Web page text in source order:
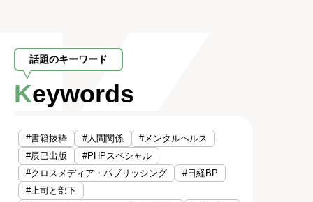
話題のキーワード
Keywords
#書籍抜粋 #人間関係
#メンタルヘルス
#辰巳出版
#PHPスペシャル
#クロスメディア・パブリッシング
#日経BP
#上司と部下